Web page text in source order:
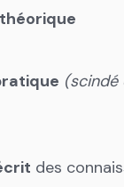
théorique
(scindé
des